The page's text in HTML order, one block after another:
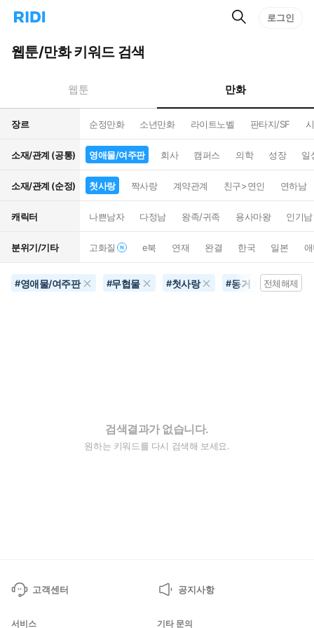
리
홈
으
턴
트
검
로그인
웹툰/만화 키워드 검색
웹툰 만화
장르 순정만화 소년만화 라이트노벨 판타지/SF
소재/관계 (공통) 영애물/여주판 회사 캠퍼스 의학 성장 일
소재/관계 (순정) 첫사랑 짝사랑 계약관계 친구>연인 연하남
캐릭터 나쁜남자 다정남 왕족/귀족 용사마왕 인기남
분위기/기타 고화질 e북 연재 완결 한국 일본
#영애물/여주판 #무협물 #첫사랑 #동거 #초능력
전체해제
검색결과가 없습니다.
원하는 키워드를 다시 검색해 보세요.
고객센터 공지사항
서비스 기타 문의